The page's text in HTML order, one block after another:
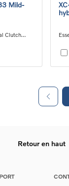
Mild-
Clutch
Retour en haut